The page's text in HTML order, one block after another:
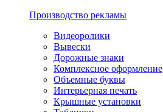
Производство рекламы
Видеоролики
Вывески
Дорожные знаки
Комплексное оформление
Объемные буквы
Интерьерная печать
Крышные установки